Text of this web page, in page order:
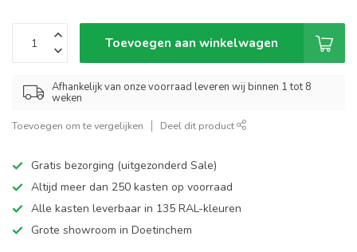
Toevoegen aan winkelwagen
Afhankelijk van onze voorraad leveren wij binnen 1 tot 8
weken
Toevoegen om te vergelijken Deel dit product
Gratis bezorging (uitgezonderd Sale)
Altijd meer dan 250 kasten op voorraad
Alle kasten leverbaar in 135 RAL-kleuren
Grote showroom in Doetinchem